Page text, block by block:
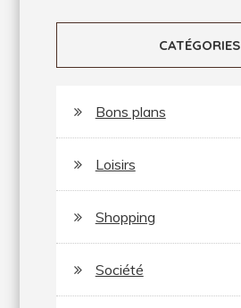
CATÉGORIES
Bons plans
Loisirs
Shopping
Société